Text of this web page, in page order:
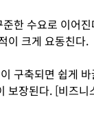
한 수요로 이어
이 크게 요동친다.
구축되면 쉽게
보장된다. [비즈